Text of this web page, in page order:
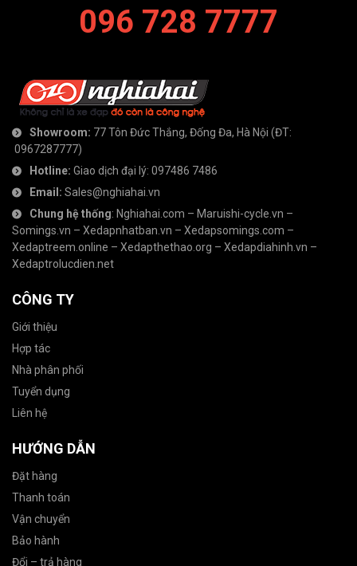
096 728 7777
Showroom: 77 Tôn Đức Thắng, Đống Đa, Hà Nội (ĐT:
0967287777)
Hotline: Giao dịch đại lý: 097486 7486
Email: Sales@nghiahai.vn
Chung hệ thống: Nghiahai.com – Maruishi-cycle.vn –
Somings.vn – Xedapnhatban.vn – Xedapsomings.com –
Xedaptreem.online – Xedapthethao.org – Xedapdiahinh.vn –
Xedaptrolucdien.net
CÔNG TY
Giới thiệu
Hợp tác
Nhà phân phối
Tuyển dụng
Liên hệ
HƯỚNG DẪN
Đặt hàng
Thanh toán
Vận chuyển
Bảo hành
Đổi – trả hàng